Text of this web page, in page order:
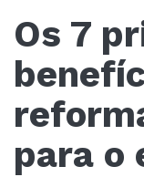
Os 7
para o